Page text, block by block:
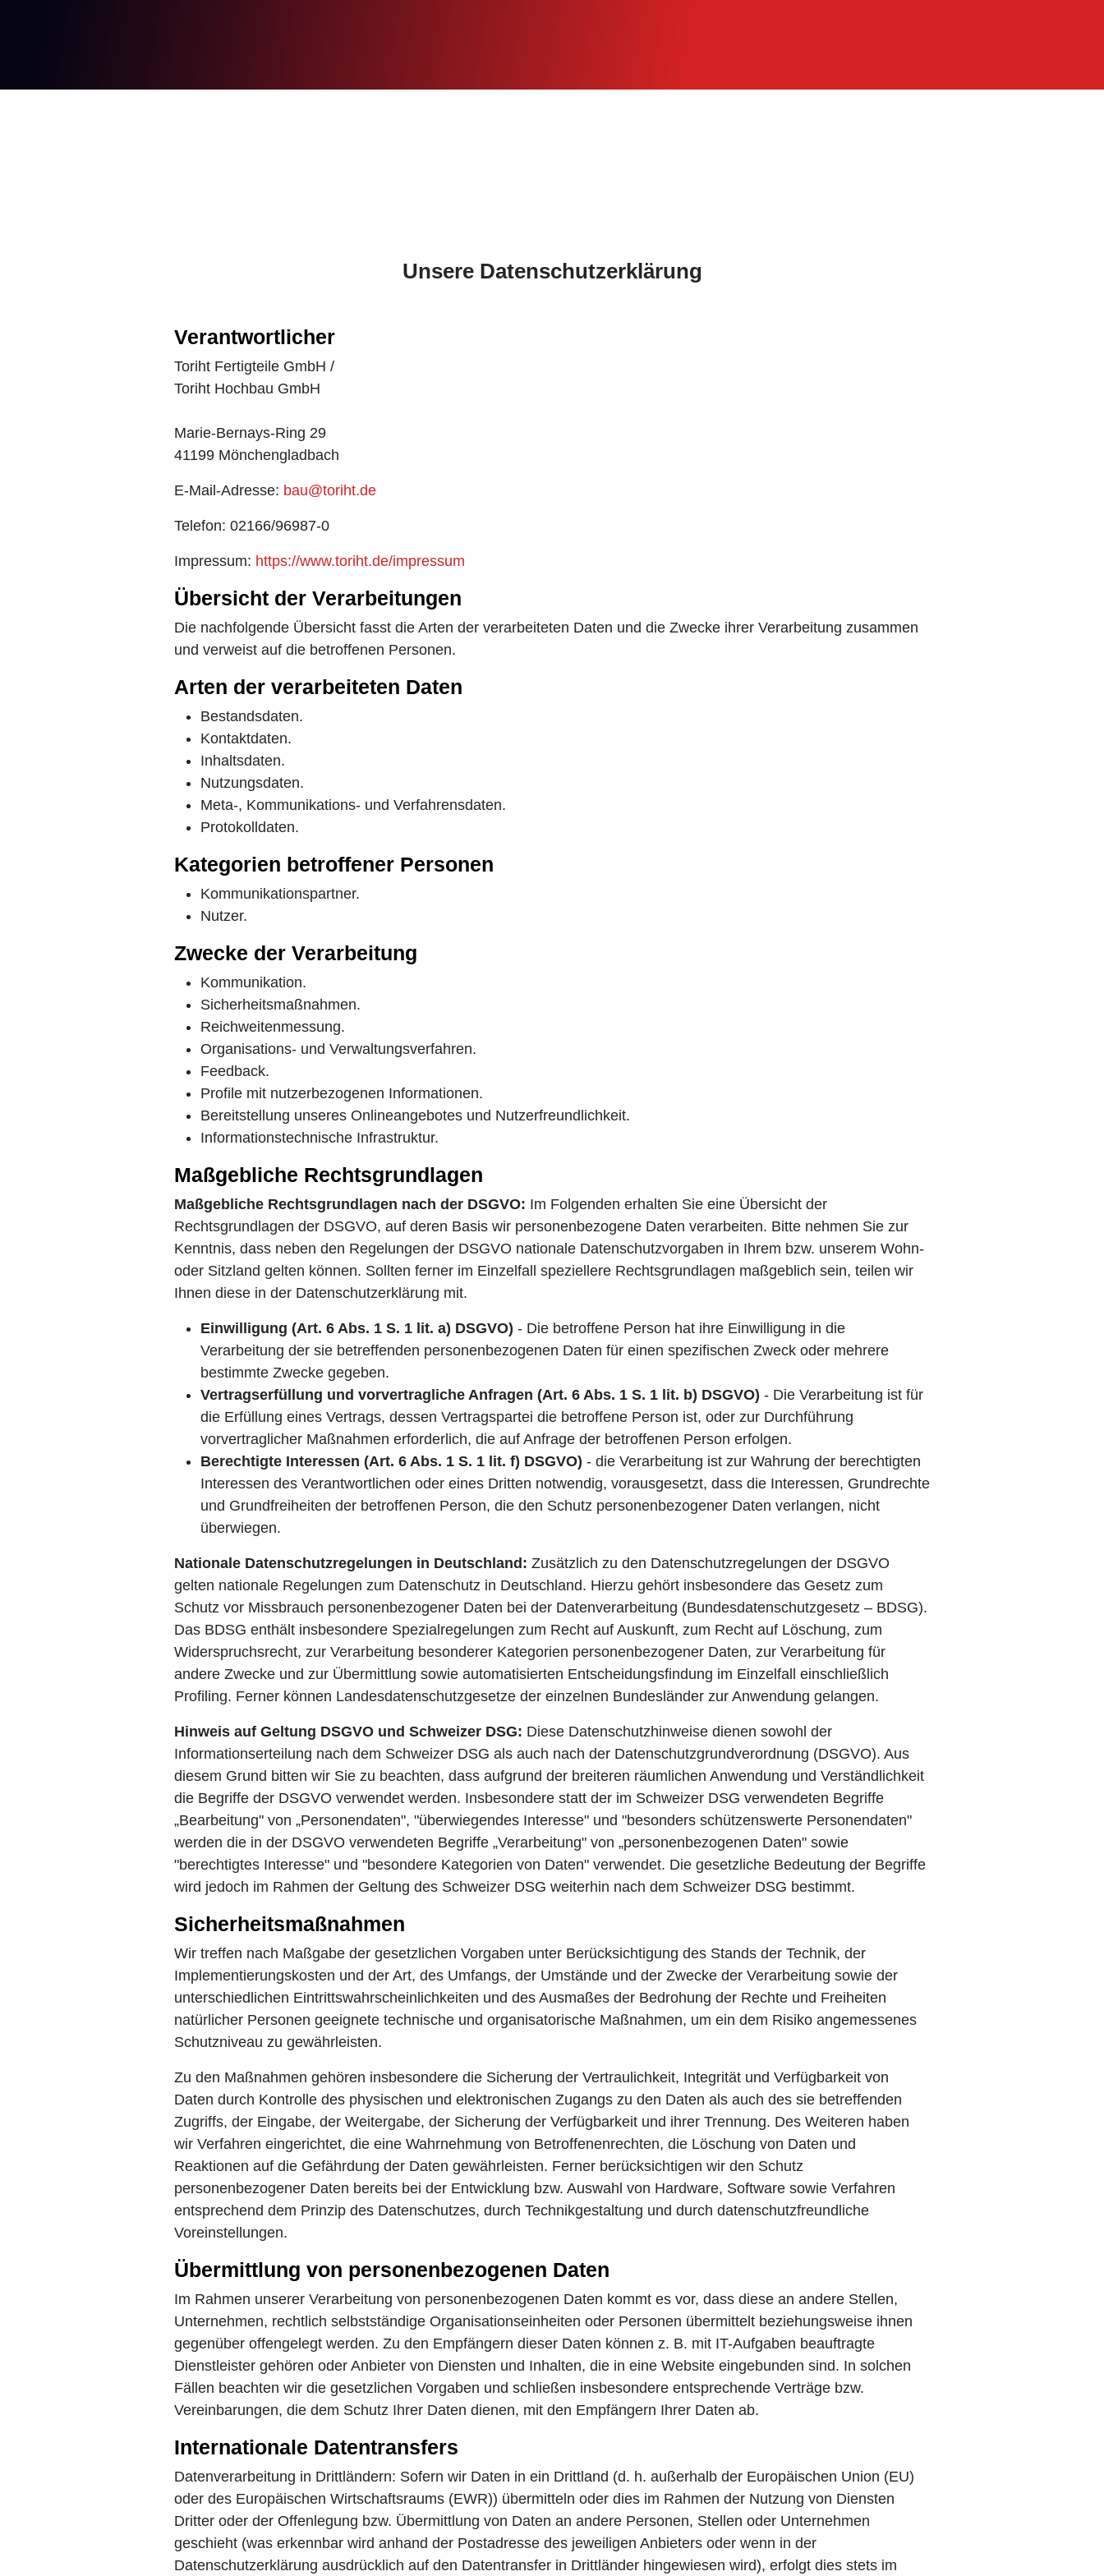
Unsere Datenschutzerklärung
Verantwortlicher
Toriht Fertigteile GmbH /
Toriht Hochbau GmbH
Marie-Bernays-Ring 29
41199 Mönchengladbach
E-Mail-Adresse: bau@toriht.de
Telefon: 02166/96987-0
Impressum: https://www.toriht.de/impressum
Übersicht der Verarbeitungen
Die nachfolgende Übersicht fasst die Arten der verarbeiteten Daten und die Zwecke ihrer Verarbeitung zusammen
und verweist auf die betroffenen Personen.
Arten der verarbeiteten Daten
Bestandsdaten.
Kontaktdaten.
Inhaltsdaten.
Nutzungsdaten.
Meta-, Kommunikations- und Verfahrensdaten.
Protokolldaten.
Kategorien betroffener Personen
Kommunikationspartner.
Nutzer.
Zwecke der Verarbeitung
Kommunikation.
Sicherheitsmaßnahmen.
Reichweitenmessung.
Organisations- und Verwaltungsverfahren.
Feedback.
Profile mit nutzerbezogenen Informationen.
Bereitstellung unseres Onlineangebotes und Nutzerfreundlichkeit.
Informationstechnische Infrastruktur.
Maßgebliche Rechtsgrundlagen
Maßgebliche Rechtsgrundlagen nach der DSGVO: Im Folgenden erhalten Sie eine Übersicht der
Rechtsgrundlagen der DSGVO, auf deren Basis wir personenbezogene Daten verarbeiten. Bitte nehmen Sie zur
Kenntnis, dass neben den Regelungen der DSGVO nationale Datenschutzvorgaben in Ihrem bzw. unserem Wohn-
oder Sitzland gelten können. Sollten ferner im Einzelfall speziellere Rechtsgrundlagen maßgeblich sein, teilen wir
Ihnen diese in der Datenschutzerklärung mit.
Einwilligung (Art. 6 Abs. 1 S. 1 lit. a) DSGVO) - Die betroffene Person hat ihre Einwilligung in die
Verarbeitung der sie betreffenden personenbezogenen Daten für einen spezifischen Zweck oder mehrere
bestimmte Zwecke gegeben.
Vertragserfüllung und vorvertragliche Anfragen (Art. 6 Abs. 1 S. 1 lit. b) DSGVO) - Die Verarbeitung ist für
die Erfüllung eines Vertrags, dessen Vertragspartei die betroffene Person ist, oder zur Durchführung
vorvertraglicher Maßnahmen erforderlich, die auf Anfrage der betroffenen Person erfolgen.
Berechtigte Interessen (Art. 6 Abs. 1 S. 1 lit. f) DSGVO) - die Verarbeitung ist zur Wahrung der berechtigten
Interessen des Verantwortlichen oder eines Dritten notwendig, vorausgesetzt, dass die Interessen, Grundrechte
und Grundfreiheiten der betroffenen Person, die den Schutz personenbezogener Daten verlangen, nicht
überwiegen.
Nationale Datenschutzregelungen in Deutschland: Zusätzlich zu den Datenschutzregelungen der DSGVO
gelten nationale Regelungen zum Datenschutz in Deutschland. Hierzu gehört insbesondere das Gesetz zum
Schutz vor Missbrauch personenbezogener Daten bei der Datenverarbeitung (Bundesdatenschutzgesetz – BDSG).
Das BDSG enthält insbesondere Spezialregelungen zum Recht auf Auskunft, zum Recht auf Löschung, zum
Widerspruchsrecht, zur Verarbeitung besonderer Kategorien personenbezogener Daten, zur Verarbeitung für
andere Zwecke und zur Übermittlung sowie automatisierten Entscheidungsfindung im Einzelfall einschließlich
Profiling. Ferner können Landesdatenschutzgesetze der einzelnen Bundesländer zur Anwendung gelangen.
Hinweis auf Geltung DSGVO und Schweizer DSG: Diese Datenschutzhinweise dienen sowohl der
Informationserteilung nach dem Schweizer DSG als auch nach der Datenschutzgrundverordnung (DSGVO). Aus
diesem Grund bitten wir Sie zu beachten, dass aufgrund der breiteren räumlichen Anwendung und Verständlichkeit
die Begriffe der DSGVO verwendet werden. Insbesondere statt der im Schweizer DSG verwendeten Begriffe
„Bearbeitung" von „Personendaten", "überwiegendes Interesse" und "besonders schützenswerte Personendaten"
werden die in der DSGVO verwendeten Begriffe „Verarbeitung" von „personenbezogenen Daten" sowie
"berechtigtes Interesse" und "besondere Kategorien von Daten" verwendet. Die gesetzliche Bedeutung der Begriffe
wird jedoch im Rahmen der Geltung des Schweizer DSG weiterhin nach dem Schweizer DSG bestimmt.
Sicherheitsmaßnahmen
Wir treffen nach Maßgabe der gesetzlichen Vorgaben unter Berücksichtigung des Stands der Technik, der
Implementierungskosten und der Art, des Umfangs, der Umstände und der Zwecke der Verarbeitung sowie der
unterschiedlichen Eintrittswahrscheinlichkeiten und des Ausmaßes der Bedrohung der Rechte und Freiheiten
natürlicher Personen geeignete technische und organisatorische Maßnahmen, um ein dem Risiko angemessenes
Schutzniveau zu gewährleisten.
Zu den Maßnahmen gehören insbesondere die Sicherung der Vertraulichkeit, Integrität und Verfügbarkeit von
Daten durch Kontrolle des physischen und elektronischen Zugangs zu den Daten als auch des sie betreffenden
Zugriffs, der Eingabe, der Weitergabe, der Sicherung der Verfügbarkeit und ihrer Trennung. Des Weiteren haben
wir Verfahren eingerichtet, die eine Wahrnehmung von Betroffenenrechten, die Löschung von Daten und
Reaktionen auf die Gefährdung der Daten gewährleisten. Ferner berücksichtigen wir den Schutz
personenbezogener Daten bereits bei der Entwicklung bzw. Auswahl von Hardware, Software sowie Verfahren
entsprechend dem Prinzip des Datenschutzes, durch Technikgestaltung und durch datenschutzfreundliche
Voreinstellungen.
Übermittlung von personenbezogenen Daten
Im Rahmen unserer Verarbeitung von personenbezogenen Daten kommt es vor, dass diese an andere Stellen,
Unternehmen, rechtlich selbstständige Organisationseinheiten oder Personen übermittelt beziehungsweise ihnen
gegenüber offengelegt werden. Zu den Empfängern dieser Daten können z. B. mit IT-Aufgaben beauftragte
Dienstleister gehören oder Anbieter von Diensten und Inhalten, die in eine Website eingebunden sind. In solchen
Fällen beachten wir die gesetzlichen Vorgaben und schließen insbesondere entsprechende Verträge bzw.
Vereinbarungen, die dem Schutz Ihrer Daten dienen, mit den Empfängern Ihrer Daten ab.
Internationale Datentransfers
Datenverarbeitung in Drittländern: Sofern wir Daten in ein Drittland (d. h. außerhalb der Europäischen Union (EU)
oder des Europäischen Wirtschaftsraums (EWR)) übermitteln oder dies im Rahmen der Nutzung von Diensten
Dritter oder der Offenlegung bzw. Übermittlung von Daten an andere Personen, Stellen oder Unternehmen
geschieht (was erkennbar wird anhand der Postadresse des jeweiligen Anbieters oder wenn in der
Datenschutzerklärung ausdrücklich auf den Datentransfer in Drittländer hingewiesen wird), erfolgt dies stets im